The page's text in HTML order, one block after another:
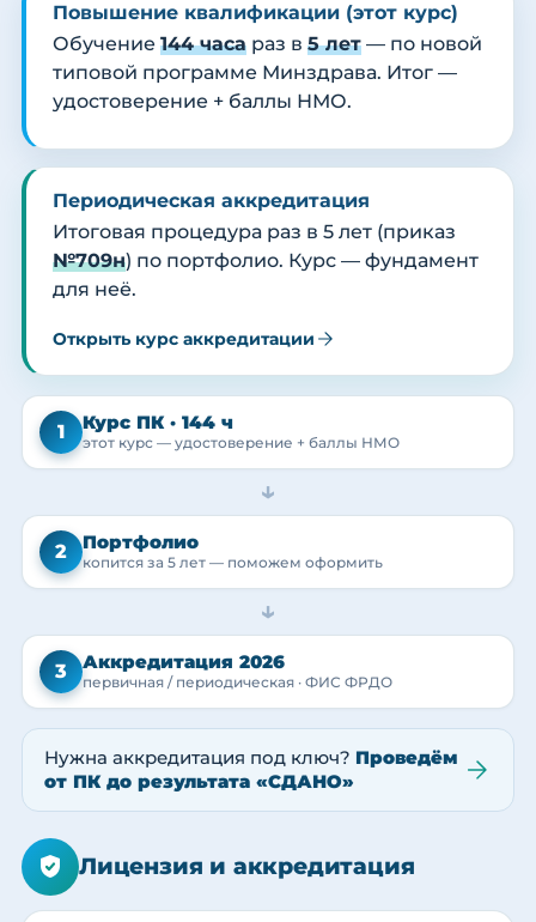
Повышение квалификации (этот курс)
Обучение 144 часа раз в 5 лет — по новой
типовой программе Минздрава. Итог —
удостоверение + баллы НМО.
Периодическая аккредитация
Итоговая процедура раз в 5 лет (приказ
№709н) по портфолио. Курс — фундамент
для неё.
Открыть курс аккредитации
1 Курс ПК · 144 ч
этот курс — удостоверение + баллы НМО
→
2 Портфолио
копится за 5 лет — поможем оформить
→
3 Аккредитация 2026
первичная / периодическая · ФИС ФРДО
Нужна аккредитация под ключ? Проведём
от ПК до результата «СДАНО»
Лицензия и аккредитация